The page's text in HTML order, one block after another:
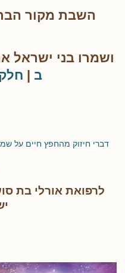
השבת מקור
ושמרו בני ישראל
ב |
דברי חיזוק מהחפץ חיים על
לרפואת אורלי בת